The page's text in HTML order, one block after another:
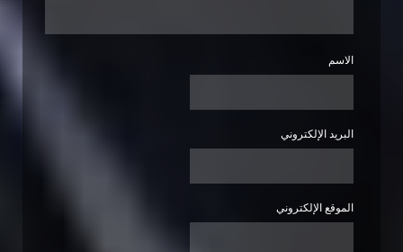
الاسم
البريد الإلكتروني
الموقع الإلكتروني